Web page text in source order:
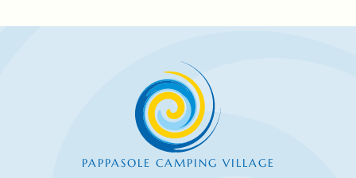
PAPPASOLE CAMPING VILLAGE